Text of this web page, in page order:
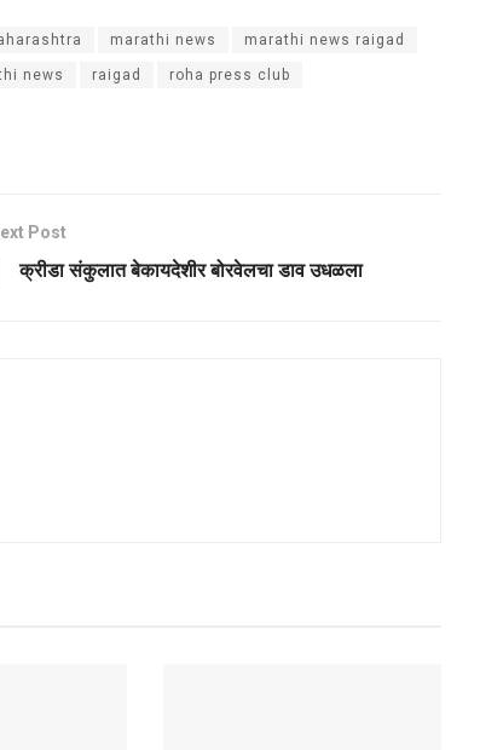
marathi news marathi news raigad
news raigad roha press club
Post
क्रीडा संकुलात बेकायदेशीर बोरवेलचा डाव उधळला